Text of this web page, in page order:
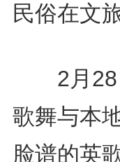
民俗在文
2月28
歌舞与本
脸谱的英